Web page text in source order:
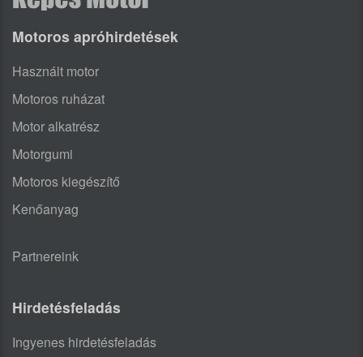
Motoros apróhirdetések
Használt motor
Motoros ruházat
Motor alkatrész
Motorgumi
Motoros kiegészítő
Kenőanyag
Partnereink
Hirdetésfeladás
Ingyenes hirdetésfeladás